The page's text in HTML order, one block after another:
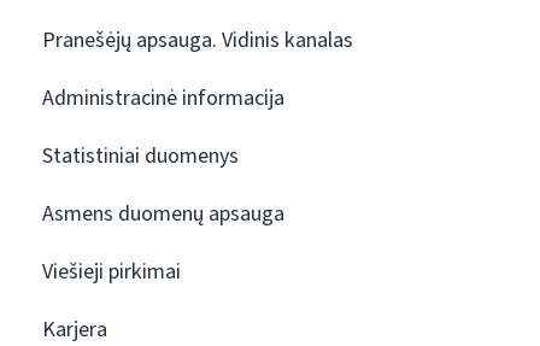
Pranešėjų apsauga. Vidinis kanalas
Administracinė informacija
Statistiniai duomenys
Asmens duomenų apsauga
Viešieji pirkimai
Karjera